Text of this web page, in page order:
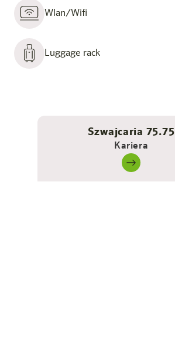
Wlan/Wifi
Luggage rack
Szwajcaria 75.75
Kariera